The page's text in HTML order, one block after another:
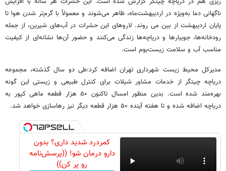
ناگهانی دما به‌ویژه در اردیبهشت‌ماه، ظاهر می‌شوند و معمولاً با گرم‌تر شدن هوا تا
پایان اردیبهشت از بین می روند. لاروهای این حشرات در آب‌های شیرین، از جمله
رودخانه‌ها، جویبارها و دریاچه‌ها زندگی می‌کنند و حضور آن‌ها نشانه‌ای از کیفیت
مناسب آب و سلامت زیست‌بوم است.
مدیرکل محیط زیست شهرداری تهران اضافه کرد:طی دو سال گذشته، مجموعه
دریاچه چیتگر از خدمات مشاور شیلات برای کنترل طبیعی و زیستی این گونه
بهره‌مند شده است. بدین منظور امسال تاکنون ۵۰ هزار قطعه ماهی کپور به
دریاچه اضافه شده و تا هفته آینده ۵۰ هزار قطعه دیگر نیز رهاسازی خواهد شد.
کمردرد شدید داری؟ بدون
دارو درمان شو! ((پرسش‌نامه
رو پر کن))